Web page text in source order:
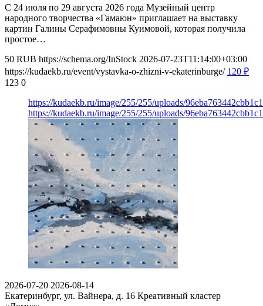
С 24 июля по 29 августа 2026 года Музейный центр
народного творчества «Гамаюн» приглашает на выставку
картин Галины Серафимовны Куимовой, которая получила
простое…
50 RUB https://schema.org/InStock 2026-07-23T11:14:00+03:00
https://kudaekb.ru/event/vystavka-o-zhizni-v-ekaterinburge/ 120 ₽
123 0
https://kudaekb.ru/image/255/255/uploads/
https://kudaekb.ru/image/255/255/uploads/
2026-07-20 2026-08-14
Екатеринбург, ул. Вайнера, д. 16 Креативный кластер